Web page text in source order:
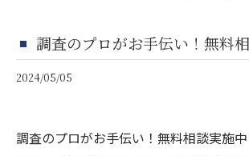
調査のプロがお手伝い！無料
2024/05/05
調査のプロがお手伝い！無料相談実施